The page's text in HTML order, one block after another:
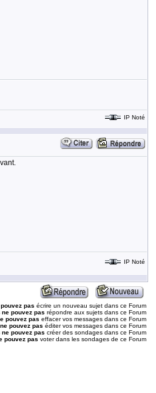
IP Noté
IP Noté
pas écrire un nouveau sujet dans ce Forum
ne pouvez pas répondre aux sujets dans ce Forum
pouvez pas effacer vos messages dans ce Forum
ne pouvez pas éditer vos messages dans ce Forum
ne pouvez pas créer des sondages dans ce Forum
pouvez pas voter dans les sondages de ce Forum